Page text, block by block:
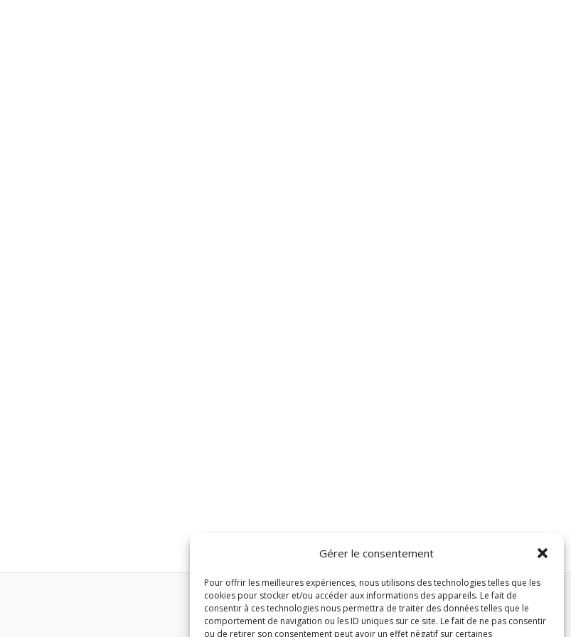
Gérer le consentement
Pour offrir les meilleures expériences, nous utilisons des technologies telles que les
cookies pour stocker et/ou accéder aux informations des appareils. Le fait de
consentir à ces technologies nous permettra de traiter des données telles que le
comportement de navigation ou les ID uniques sur ce site. Le fait de ne pas consentir
ou de retirer son consentement peut avoir un effet négatif sur certaines
Accueil Séries TV Cinéma Musique Projets